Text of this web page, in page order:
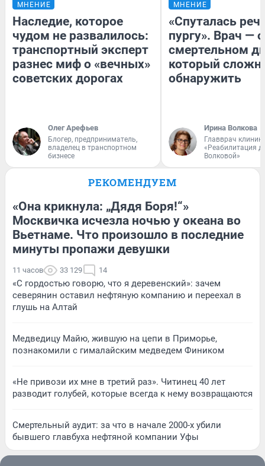
МНЕНИЕ
Наследие, которое
чудом не развалилось:
транспортный эксперт
разнес миф о «вечных»
советских дорогах
Олег Арефьев
Блогер, предприниматель,
владелец в транспортном
бизнесе
МНЕНИЕ
«Спуталась
пургу». Врач — о
смертельном
который
обнаружить
Ирина Волкова
Главврач
«Реабилитация
Волковой»
РЕКОМЕНДУЕМ
«Она крикнула: „Дядя Боря!“»
Москвичка исчезла ночью у океана во
Вьетнаме. Что произошло в последние
минуты пропажи девушки
11 часов 33 129 14
«С гордостью говорю, что я деревенский»: зачем
северянин оставил нефтяную компанию и переехал в
глушь на Алтай
Медведицу Майю, жившую на цепи в Приморье,
познакомили с гималайским медведем Фиником
«Не привози их мне в третий раз». Читинец 40 лет
разводит голубей, которые всегда к нему возвращаются
Смертельный аудит: за что в начале 2000-х убили
бывшего главбуха нефтяной компании Уфы